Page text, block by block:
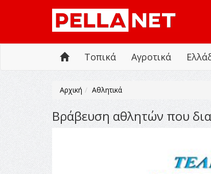
Τοπικά Αγροτικά
Αρχική Αθλητικά
Βράβευση αθλητών που